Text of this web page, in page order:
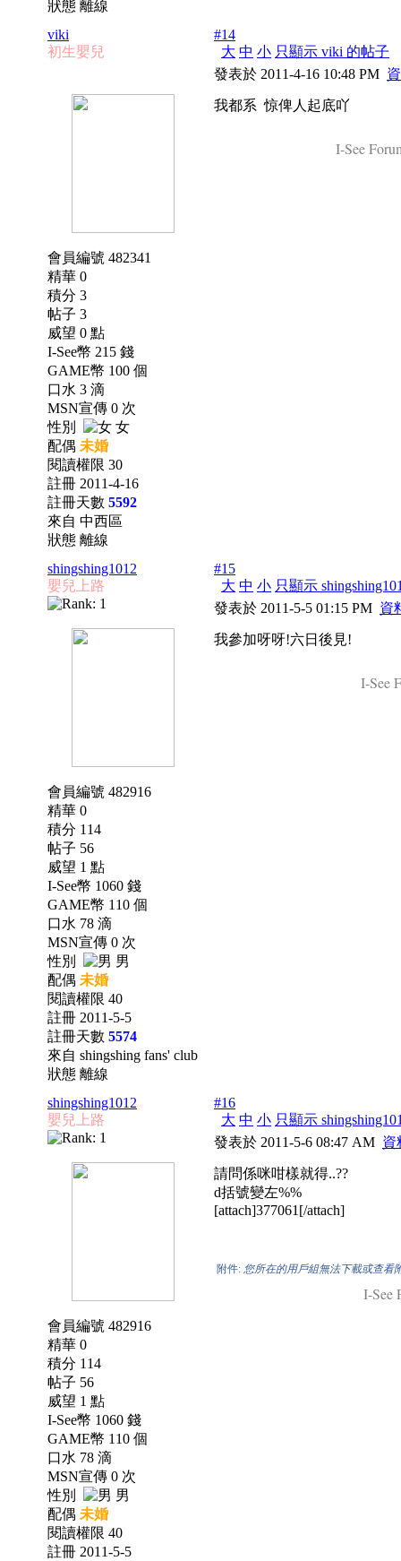
狀態 離線
viki
初生嬰兒
會員編號 482341
精華 0
積分 3
帖子 3
威望 0 點
I-See幣 215 錢
GAME幣 100 個
口水 3 滴
MSN宣傳 0 次
性別
女
配偶 未婚
閱讀權限 30
註冊 2011-4-16
註冊天數 5592
來自 中西區
狀態 離線
#14
大 中 小 只顯示 viki 的帖子
發表於 2011-4-16 10:48 PM
我都系 惊俾人起底吖
I-See
shingshing1012
嬰兒上路
會員編號 482916
精華 0
積分 114
帖子 56
威望 1 點
I-See幣 1060 錢
GAME幣 110 個
口水 78 滴
MSN宣傳 0 次
性別
男
配偶 未婚
閱讀權限 40
註冊 2011-5-5
註冊天數 5574
來自 shingshing fans' club
狀態 離線
#15
大 中 小 只顯示
發表於 2011-5-5 01:15 PM 資
我參加呀呀!六日後見!
I-See
shingshing1012
嬰兒上路
會員編號 482916
精華 0
積分 114
帖子 56
威望 1 點
I-See幣 1060 錢
GAME幣 110 個
口水 78 滴
MSN宣傳 0 次
性別
男
配偶 未婚
閱讀權限 40
註冊 2011-5-5
#16
大 中 小 只顯示
發表於 2011-5-6 08:47 AM 資
請問係咪咁樣就得..??
d括號變左%%
[attach]377061[/attach]
附件: 您所在的用戶組無法下載或查看
I-See